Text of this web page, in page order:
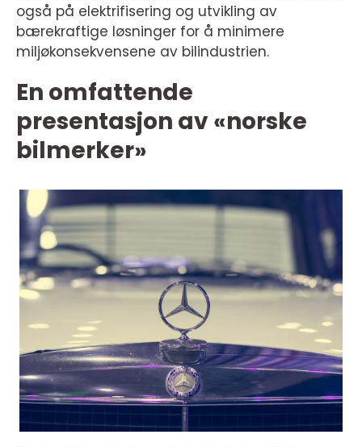
også på elektrifisering og utvikling av
bærekraftige løsninger for å minimere
miljøkonsekvensene av bilindustrien.
En omfattende
presentasjon av «norske
bilmerker»